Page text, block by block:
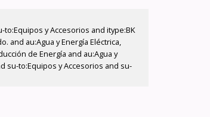
to:Equipos y Accesorios and itype:BK
and au:Agua y Energía Eléctrica,
de Energía and au:Agua y
su-to:Equipos y Accesorios and su-